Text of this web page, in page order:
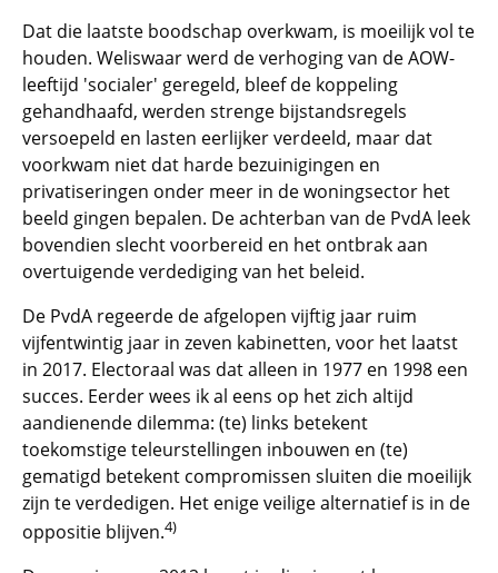
Dat die laatste boodschap overkwam, is moeilijk vol te
houden. Weliswaar werd de verhoging van de AOW-
leeftijd 'socialer' geregeld, bleef de koppeling
gehandhaafd, werden strenge bijstandsregels
versoepeld en lasten eerlijker verdeeld, maar dat
voorkwam niet dat harde bezuinigingen en
privatiseringen onder meer in de woningsector het
beeld gingen bepalen. De achterban van de PvdA leek
bovendien slecht voorbereid en het ontbrak aan
overtuigende verdediging van het beleid.
De PvdA regeerde de afgelopen vijftig jaar ruim
vijfentwintig jaar in zeven kabinetten, voor het laatst
in 2017. Electoraal was dat alleen in 1977 en 1998 een
succes. Eerder wees ik al eens op het zich altijd
aandienende dilemma: (te) links betekent
toekomstige teleurstellingen inbouwen en (te)
gematigd betekent compromissen sluiten die moeilijk
zijn te verdedigen. Het enige veilige alternatief is in de
oppositie blijven.4)